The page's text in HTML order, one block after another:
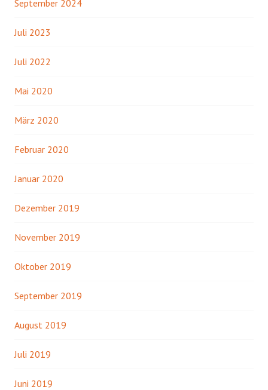
September 2024
Juli 2023
Juli 2022
Mai 2020
März 2020
Februar 2020
Januar 2020
Dezember 2019
November 2019
Oktober 2019
September 2019
August 2019
Juli 2019
Juni 2019